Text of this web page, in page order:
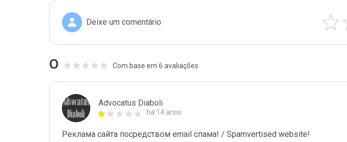
Deixe um comentário
0 Com base em 6 avaliações
Advocatus Diaboli
há 14 anos
Реклама сайта посредством email спама! / Spamvertised website!